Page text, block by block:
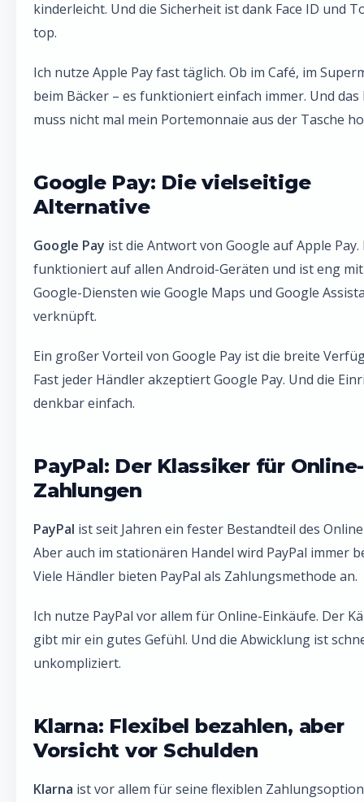
kinderleicht. Und die Sicherheit ist dank Face ID und
top.
Ich nutze Apple Pay fast täglich. Ob im Café, im
beim Bäcker – es funktioniert einfach immer. Und das
muss nicht mal mein Portemonnaie aus der Tasche
Google Pay: Die vielseitige
Alternative
Google Pay ist die Antwort von Google auf Apple Pay.
funktioniert auf allen Android-Geräten und ist eng
Google-Diensten wie Google Maps und Google
verknüpft.
Ein großer Vorteil von Google Pay ist die breite
Fast jeder Händler akzeptiert Google Pay. Und die
denkbar einfach.
PayPal: Der Klassiker für Online-
Zahlungen
PayPal ist seit Jahren ein fester Bestandteil des
Aber auch im stationären Handel wird PayPal immer
Viele Händler bieten PayPal als Zahlungsmethode an.
Ich nutze PayPal vor allem für Online-Einkäufe. Der
gibt mir ein gutes Gefühl. Und die Abwicklung ist
unkompliziert.
Klarna: Flexibel bezahlen, aber
Vorsicht vor Schulden
Klarna ist vor allem für seine flexiblen